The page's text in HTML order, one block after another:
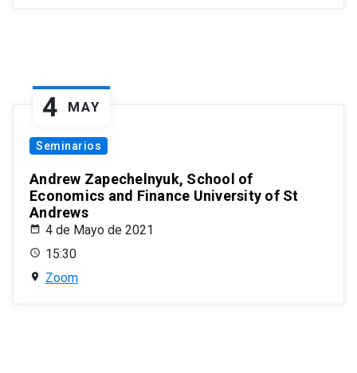
4 MAY
Seminarios
Andrew Zapechelnyuk, School of
Economics and Finance University of St
Andrews
4 de Mayo de 2021
15:30
Zoom